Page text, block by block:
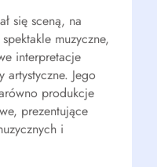
się sceną, na
muzyczne,
interpretacje
Jego
produkcje
prezentujące
i